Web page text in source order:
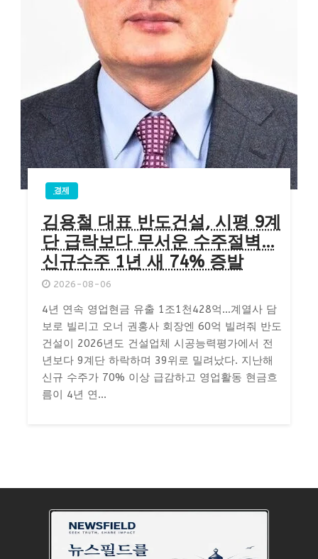
경제
김용철 대표 반도건설, 시평 9계
단 급락보다 무서운 수주절벽…
신규수주 1년 새 74% 증발
2026-08-06
4년 연속 영업현금 유출 1조1천428억…계열사 담
보로 빌리고 오너 권홍사 회장엔 60억 빌려줘 반도
건설이 2026년도 건설업체 시공능력평가에서 전
년보다 9계단 하락하며 39위로 밀려났다. 지난해
신규 수주가 70% 이상 급감하고 영업활동 현금흐
름이 4년 연...